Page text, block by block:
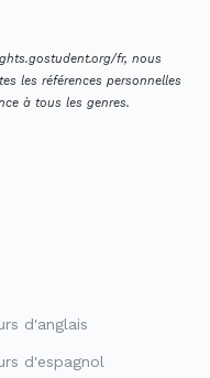
fr, nous
les références personnelles
à tous les genres.
d'anglais
d'espagnol